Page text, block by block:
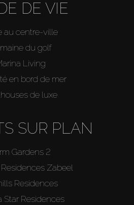
DE VIE
au centre-ville
du golf
Living
en bord de mer
de luxe
SUR PLAN
Gardens 2
Zabeel
Residences
Star Residences